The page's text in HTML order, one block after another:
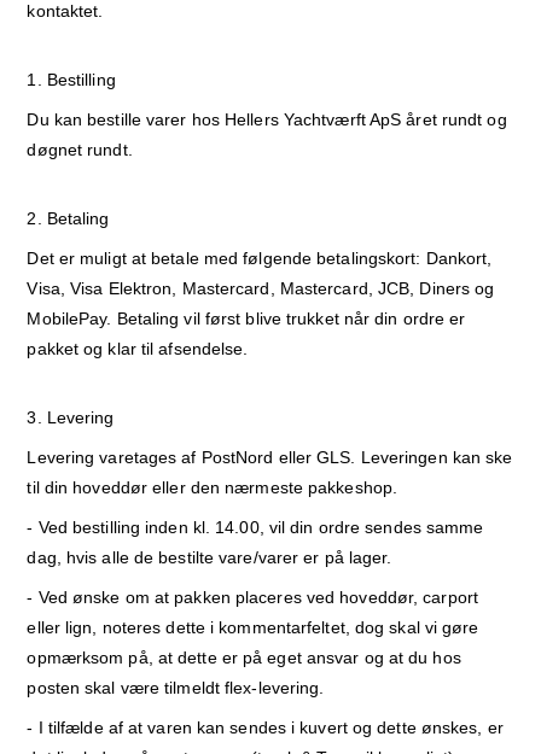
kontaktet.
1. Bestilling
Du kan bestille varer hos Hellers Yachtværft ApS året rundt og
døgnet rundt.
2. Betaling
Det er muligt at betale med følgende betalingskort: Dankort,
Visa, Visa Elektron, Mastercard, Mastercard, JCB, Diners og
MobilePay. Betaling vil først blive trukket når din ordre er
pakket og klar til afsendelse.
3. Levering
Levering varetages af PostNord eller GLS. Leveringen kan ske
til din hoveddør eller den nærmeste pakkeshop.
- Ved bestilling inden kl. 14.00, vil din ordre sendes samme
dag, hvis alle de bestilte vare/varer er på lager.
- Ved ønske om at pakken placeres ved hoveddør, carport
eller lign, noteres dette i kommentarfeltet, dog skal vi gøre
opmærksom på, at dette er på eget ansvar og at du hos
posten skal være tilmeldt flex-levering.
- I tilfælde af at varen kan sendes i kuvert og dette ønskes, er